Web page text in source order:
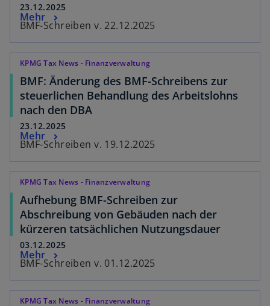
23.12.2025
BMF-Schreiben v. 22.12.2025
Mehr
KPMG Tax News - Finanzverwaltung
BMF: Änderung des BMF-Schreibens zur
steuerlichen Behandlung des Arbeitslohns
nach den DBA
23.12.2025
BMF-Schreiben v. 19.12.2025
Mehr
KPMG Tax News - Finanzverwaltung
Aufhebung BMF-Schreiben zur
Abschreibung von Gebäuden nach der
kürzeren tatsächlichen Nutzungsdauer
03.12.2025
BMF-Schreiben v. 01.12.2025
Mehr
KPMG Tax News - Finanzverwaltung